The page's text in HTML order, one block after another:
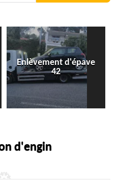
Enlèvement d'épave
42
d'engin